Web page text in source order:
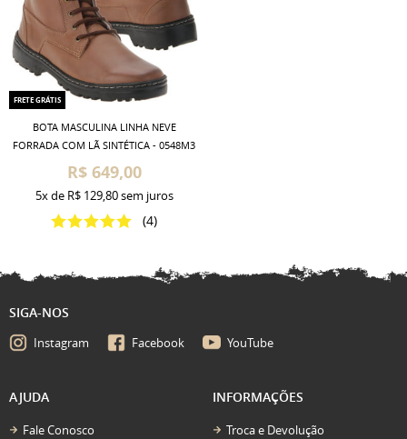
FRETE GRÁTIS
BOTA MASCULINA LINHA NEVE
FORRADA COM LÃ SINTÉTICA - 0548M3
R$ 649,00
(4)
5xde R$ 129,80sem juros
SIGA-NOS
Instagram Facebook YouTube
AJUDA
Fale Conosco
INFORMAÇÕES
Troca e Devolução